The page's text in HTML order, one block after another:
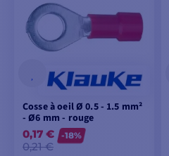
Cosse à oeil Ø 0.5 - 1.5 mm²
- Ø6 mm - rouge
0,17 €
0,21 €
-18%